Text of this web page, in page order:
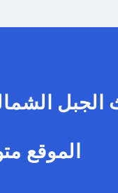
الجبل
الموقع